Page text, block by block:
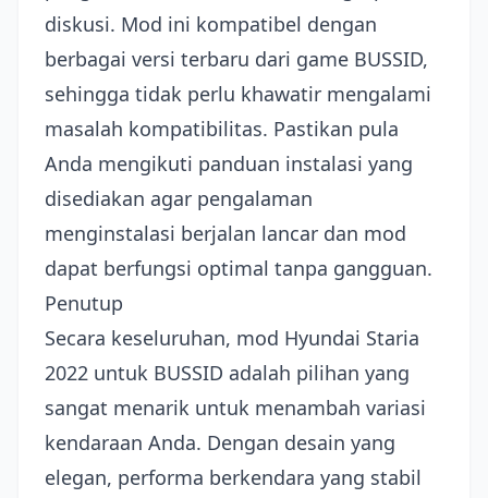
diskusi. Mod ini kompatibel dengan
berbagai versi terbaru dari game BUSSID,
sehingga tidak perlu khawatir mengalami
masalah kompatibilitas. Pastikan pula
Anda mengikuti panduan instalasi yang
disediakan agar pengalaman
menginstalasi berjalan lancar dan mod
dapat berfungsi optimal tanpa gangguan.
Penutup
Secara keseluruhan, mod Hyundai Staria
2022 untuk BUSSID adalah pilihan yang
sangat menarik untuk menambah variasi
kendaraan Anda. Dengan desain yang
elegan, performa berkendara yang stabil